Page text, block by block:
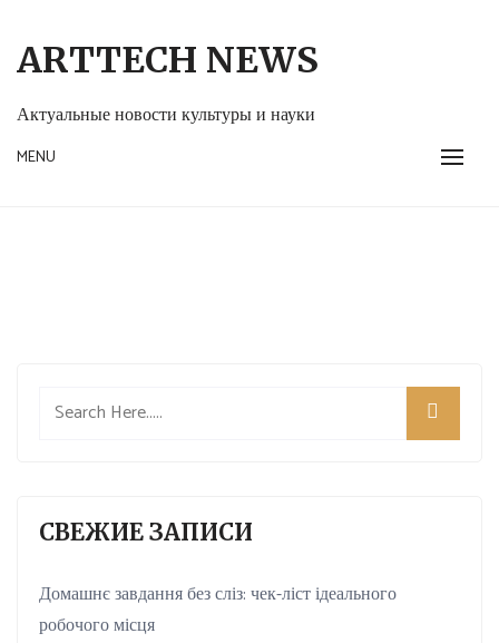
content
ARTTECH NEWS
Актуальные новости культуры и науки
MENU
СВЕЖИЕ ЗАПИСИ
Домашнє завдання без сліз: чек-ліст ідеального
робочого місця